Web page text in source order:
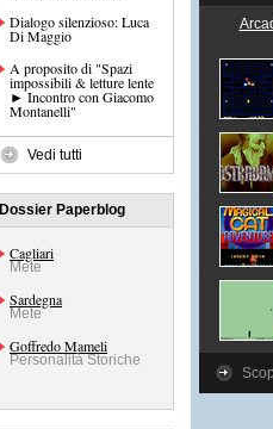
Dialogo silenzioso: Luca
Di Maggio
A proposito di "Spazi
impossibili & letture lente
► Incontro con Giacomo
Montanelli"
Vedi tutti
Dossier Paperblog
Cagliari
Mete
Sardegna
Mete
Goffredo Mameli
Personalità Storiche